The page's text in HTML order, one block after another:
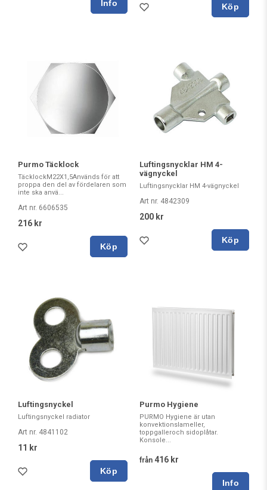
Köp
Purmo Täcklock
TäcklockM22X1,5Används för att
proppa den del av fördelaren som
inte ska anvä...
Art nr. 6606535
216 kr
Köp
Luftingsnycklar HM 4-
vägnyckel
Luftingsnycklar HM 4-vägnyckel
Art nr. 4842309
200 kr
Köp
Luftingsnyckel
Luftingsnyckel radiator
Art nr. 4841102
11 kr
Köp
Purmo Hygiene
PURMO Hygiene är utan
konvektionslameller,
toppgalleroch sidoplåtar.
Konsole...
från 416 kr